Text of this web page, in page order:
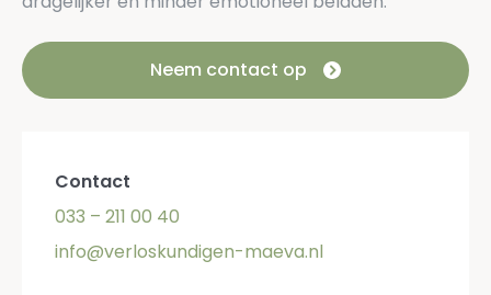
Neem contact op
Contact
033 – 211 00 40
info@verloskundigen-maeva.nl